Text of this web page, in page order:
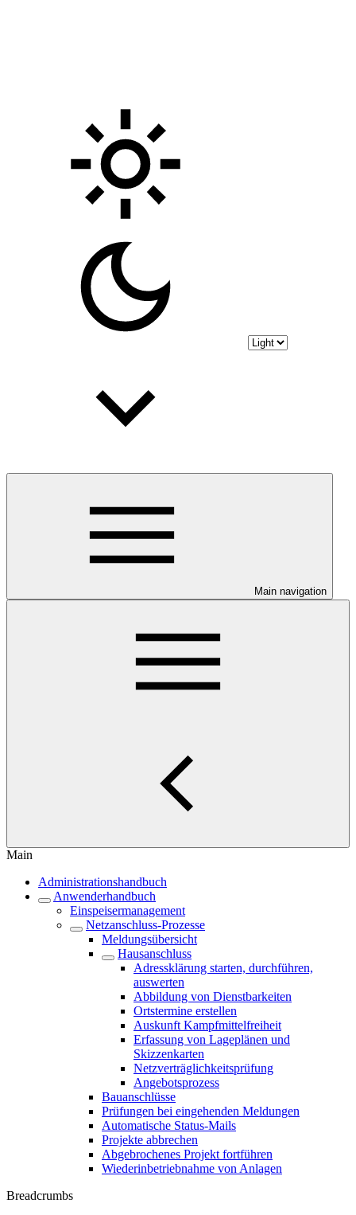
Main navigation
Main
Administrationshandbuch
Anwenderhandbuch
Einspeisermanagement
Netzanschluss-Prozesse
Meldungsübersicht
Hausanschluss
Adressklärung starten, durchführen,
auswerten
Abbildung von Dienstbarkeiten
Ortstermine erstellen
Auskunft Kampfmittelfreiheit
Erfassung von Lageplänen und
Skizzenkarten
Netzverträglichkeitsprüfung
Angebotsprozess
Bauanschlüsse
Prüfungen bei eingehenden Meldungen
Automatische Status-Mails
Projekte abbrechen
Abgebrochenes Projekt fortführen
Wiederinbetriebnahme von Anlagen
Breadcrumbs